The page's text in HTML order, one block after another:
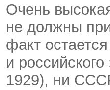
Очень
не должны
факт
и
1929), ни